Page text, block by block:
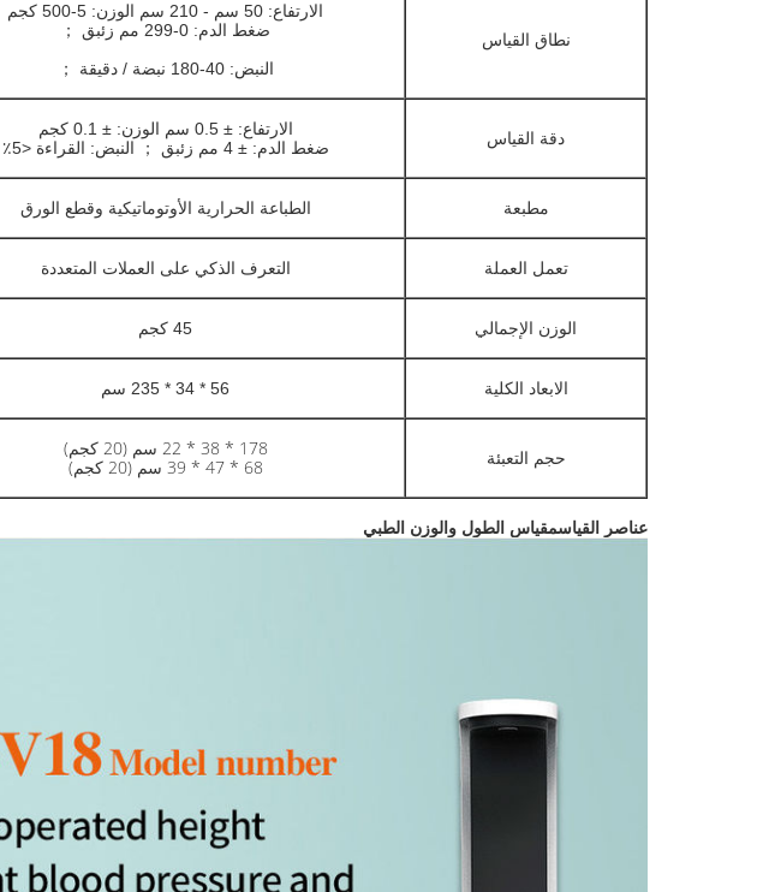
نطاق القياس
الارتفاع: 50 سم - 210 سم الوزن: 5-500 كجم
ضغط الدم: 0-299 مم زئبق ；
النبض: 40-180 نبضة / دقيقة ；
دقة القياس
الارتفاع: ± 0.5 سم الوزن: ± 0.1 كجم
ضغط الدم: ± 4 مم زئبق ； النبض: القراءة <5٪
مطبعة الطباعة الحرارية الأوتوماتيكية وقطع الورق
تعمل العملة التعرف الذكي على العملات المتعددة
الوزن الإجمالي 45 كجم
الابعاد الكلية 56 * 34 * 235 سم
حجم التعبئة
178 * 38 * 22 سم (20 كجم)
68 * 47 * 39 سم (20 كجم)
عناصر القياسمقياس الطول والوزن الطبي